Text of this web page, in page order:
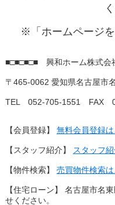
※「ホームページを
■□■□■□■ 興和ホーム株式
〒465-0062 愛知県名古屋市
TEL 052-705-1551 FAX
【会員登録】 無料会員登録は
【スタッフ紹介】 スタッフ
【物件検索】 売買物件検索は
【住宅ローン】 名古屋市名
せください。